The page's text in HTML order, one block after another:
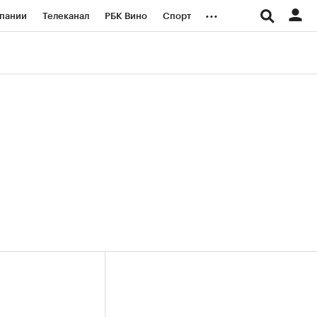
Телеканал РБК Вино Спорт ...